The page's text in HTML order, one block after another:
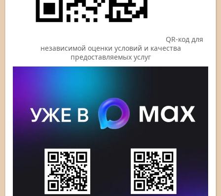
QR-код для
независимой оценки условий и качества
предоставляемых услуг